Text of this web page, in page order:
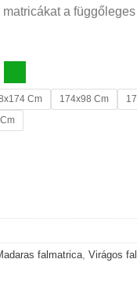
a
Cm 174x98 Cm
falmatrica, Virágos